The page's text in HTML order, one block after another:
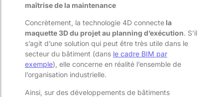
maîtrise de la maintenance
Concrètement, la technologie 4D connecte la
maquette 3D du projet au planning d’exécution. S’il
s’agit d’une solution qui peut être très utile dans le
secteur du bâtiment (dans le cadre BIM par
exemple), elle concerne en réalité l’ensemble de
l’organisation industrielle.
Ainsi, sur des développements de bâtiments